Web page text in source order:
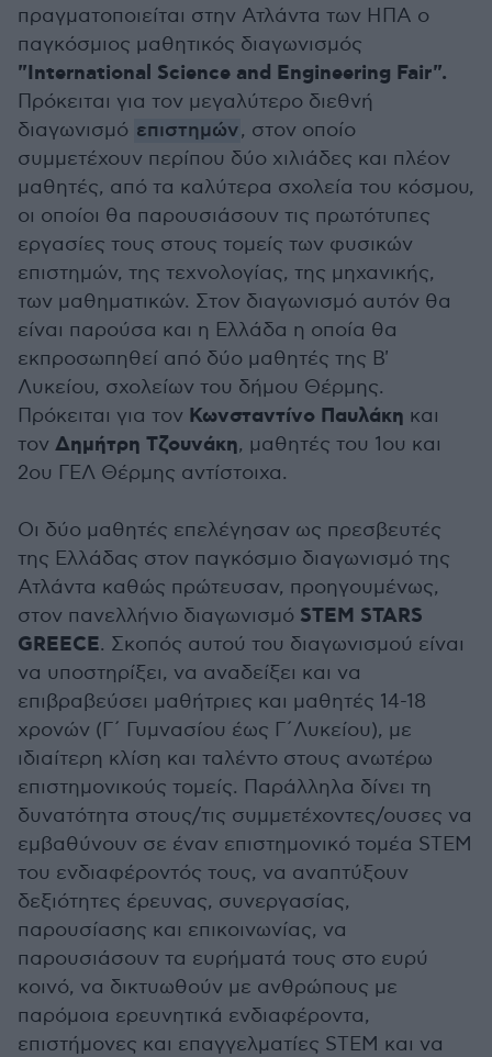
πραγματοποιείται στην Ατλάντα των ΗΠΑ ο
παγκόσμιος μαθητικός διαγωνισμός
"International Science and Engineering Fair".
Πρόκειται για τον μεγαλύτερο διεθνή
διαγωνισμό επιστημών, στον οποίο
συμμετέχουν περίπου δύο χιλιάδες και πλέον
μαθητές, από τα καλύτερα σχολεία του κόσμου,
οι οποίοι θα παρουσιάσουν τις πρωτότυπες
εργασίες τους στους τομείς των φυσικών
επιστημών, της τεχνολογίας, της μηχανικής,
των μαθηματικών. Στον διαγωνισμό αυτόν θα
είναι παρούσα και η Ελλάδα η οποία θα
εκπροσωπηθεί από δύο μαθητές της Β'
Λυκείου, σχολείων του δήμου Θέρμης.
Πρόκειται για τον Κωνσταντίνο Παυλάκη και
τον Δημήτρη Τζουνάκη, μαθητές του 1ου και
2ου ΓΕΛ Θέρμης αντίστοιχα.
Οι δύο μαθητές επελέγησαν ως πρεσβευτές
της Ελλάδας στον παγκόσμιο διαγωνισμό της
Ατλάντα καθώς πρώτευσαν, προηγουμένως,
στον πανελλήνιο διαγωνισμό STEM STARS
GREECE. Σκοπός αυτού του διαγωνισμού είναι
να υποστηρίξει, να αναδείξει και να
επιβραβεύσει μαθήτριες και μαθητές 14-18
χρονών (Γ΄ Γυμνασίου έως Γ΄Λυκείου), με
ιδιαίτερη κλίση και ταλέντο στους ανωτέρω
επιστημονικούς τομείς. Παράλληλα δίνει τη
δυνατότητα στους/τις συμμετέχοντες/ουσες να
εμβαθύνουν σε έναν επιστημονικό τομέα STEM
του ενδιαφέροντός τους, να αναπτύξουν
δεξιότητες έρευνας, συνεργασίας,
παρουσίασης και επικοινωνίας, να
παρουσιάσουν τα ευρήματά τους στο ευρύ
κοινό, να δικτυωθούν με ανθρώπους με
παρόμοια ερευνητικά ενδιαφέροντα,
επιστήμονες και επαγγελματίες STEM και να